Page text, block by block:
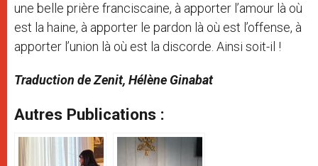
une belle prière franciscaine, à apporter l’amour là où
est la haine, à apporter le pardon là où est l’offense, à
apporter l’union là où est la discorde. Ainsi soit-il !
Traduction de Zenit, Hélène Ginabat
Autres Publications :